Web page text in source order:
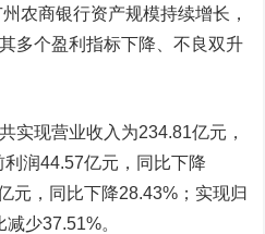
商银行资产规模持续增长，
多个盈利指标下降、不良双升
现营业收入为234.81亿元，
润44.57亿元，同比下降
元，同比下降28.43%；实现归
少37.51%。